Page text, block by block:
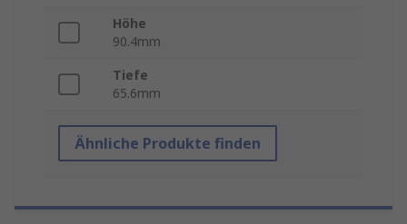
Höhe
90.4mm
Tiefe
65.6mm
Ähnliche Produkte finden